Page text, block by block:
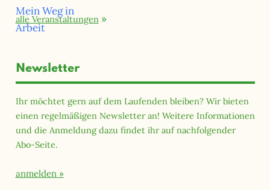
alle Veranstaltungen
Newsletter
Ihr möchtet gern auf dem Laufenden bleiben? Wir bieten
einen regelmäßigen Newsletter an! Weitere Informationen
und die Anmeldung dazu findet ihr auf nachfolgender
Abo-Seite.
anmelden